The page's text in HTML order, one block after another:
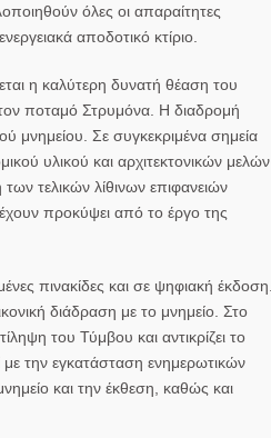
όλες οι απαραίτητες
αποδοτικό κτίριο.
η καλύτερη δυνατή θέαση του
ποταμό Στρυμόνα. Η διαδρομή
μνημείου. Σε συγκεκριμένα σημεία
υλικού και αρχιτεκτονικών μελών
τελικών λίθινων επιφανειών
προκύψει από το έργο της
πινακίδες και σε ψηφιακή έκδοση.
διάδραση με το μνημείο. Στο
του Τύμβου και αντικρίζει το
την εγκατάσταση ενημερωτικών
και την έκθεση, καθώς και